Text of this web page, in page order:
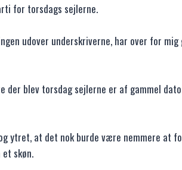
for torsdags sejlerne.
udover underskriverne, har over for
der blev torsdag sejlerne er af gammel
ytret, at det nok burde være nemmere at
skøn.